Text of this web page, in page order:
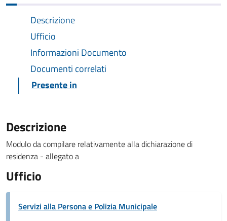
Descrizione
Ufficio
Informazioni Documento
Documenti correlati
Presente in
Descrizione
Modulo da compilare relativamente alla dichiarazione di
residenza - allegato a
Ufficio
Servizi alla Persona e Polizia Municipale